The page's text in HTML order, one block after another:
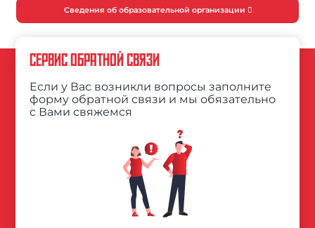
Сведения об образовательной организации
СЕРВИС ОБРАТНОЙ СВЯЗИ
Если у Вас возникли вопросы заполните
форму обратной связи и мы обязательно
с Вами свяжемся